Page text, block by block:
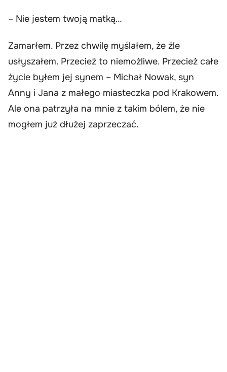
– Nie jestem twoją matką…
Zamarłem. Przez chwilę myślałem, że źle
usłyszałem. Przecież to niemożliwe. Przecież całe
życie byłem jej synem – Michał Nowak, syn
Anny i Jana z małego miasteczka pod Krakowem.
Ale ona patrzyła na mnie z takim bólem, że nie
mogłem już dłużej zaprzeczać.